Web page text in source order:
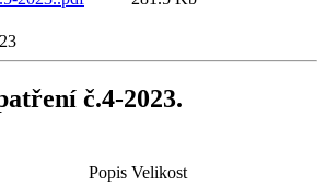
č.4-2023.
Popis Velikost